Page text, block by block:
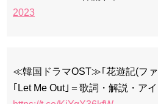
2023
≪韓国ドラマOST≫｢花遊記(フ
｢Let Me Out｣＝歌詞・解説・ア